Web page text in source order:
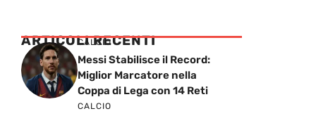
ARTICOLI RECENTI
CALCIO
Messi Stabilisce il Record:
Miglior Marcatore nella
Coppa di Lega con 14 Reti
CALCIO